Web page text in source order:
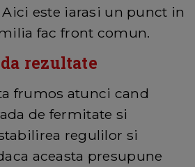
este iarasi un punct in
fac front comun.
rezultate
frumos atunci cand
de fermitate si
regulilor si
aceasta presupune